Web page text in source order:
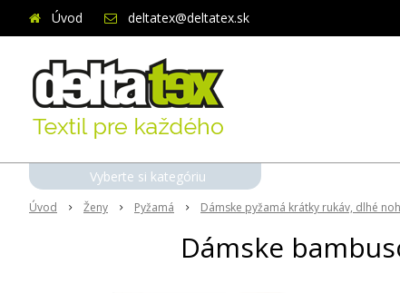
Úvod deltatex@deltatex.sk
Úvod Ženy Pyžamá Dámske pyžamá krátky rukáv, dlhé
Dámske
Vyberte si kategóriu